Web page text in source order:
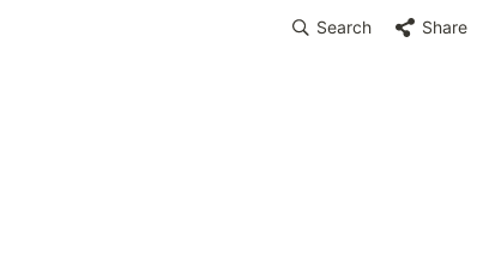
Search Share